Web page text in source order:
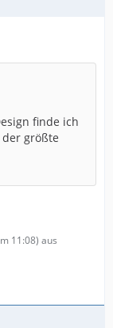
finde ich
größte
11:08) aus